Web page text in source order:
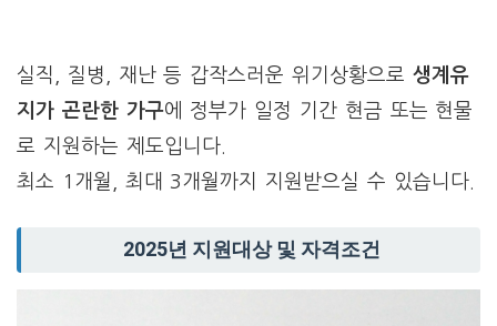
실직, 질병, 재난 등 갑작스러운 위기상황으로 생계유
지가 곤란한 가구에 정부가 일정 기간 현금 또는 현물
로 지원하는 제도입니다.
최소 1개월, 최대 3개월까지 지원받으실 수 있습니다.
2025년 지원대상 및 자격조건